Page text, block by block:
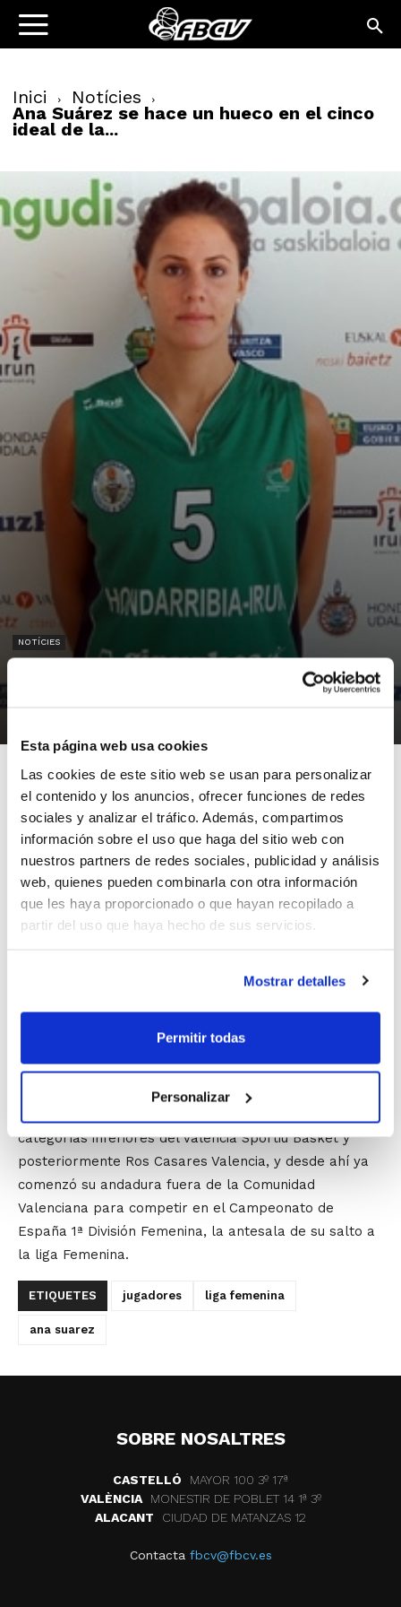
Esta página web usa cookies
Las cookies de este sitio web se usan para personalizar
el contenido y los anuncios, ofrecer funciones de redes
sociales y analizar el tráfico. Además, compartimos
información sobre el uso que haga del sitio web con
nuestros partners de redes sociales, publicidad y análisis
web, quienes pueden combinarla con otra información
que les haya proporcionado o que hayan recopilado a
partir del uso que haya hecho de sus servicios.
Mostrar detalles
Permitir todas
Personalizar
Inici Notícies
Ana Suárez se hace un hueco en el cinco
ideal de la...
NOTÍCIES
Ana Suárez se hace un hueco en el
​La jugadora valenciana Ana Suárez cogió las riendas de
su equipo, Hondarribia Irún, en la última jornada de la
Liga Femenina.
Su peso en el equipo hizo que tuviera que estar en
pista los 40 minutos, y en ese tiempo logró anotar 17
27 puntos de
​Ana Suárez cumple su quinta temporada consecutiva
en la máxima competición española. La valenciana
comenzó a jugar a baloncesto en minibasket, en el
categorías inferiores del Valencia Sportiu Basket y
posteriormente Ros Casares Valencia, y desde ahí ya
comenzó su andadura fuera de la Comunidad
Valenciana para competir en el Campeonato de
España 1ª División Femenina, la antesala de su salto a
la liga Femenina.
ETIQUETES jugadores liga femenina
ana suarez
SOBRE NOSALTRES
CASTELLÓ
MAYOR 100 3º 17ª
VALÈNCIA
MONESTIR DE POBLET 14 1ª 3º
ALACANT
CIUDAD DE MATANZAS 12
Contacta fbcv@fbcv.es